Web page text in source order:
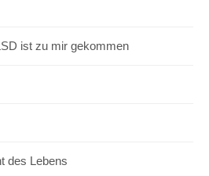
ist zu mir gekommen
des Lebens